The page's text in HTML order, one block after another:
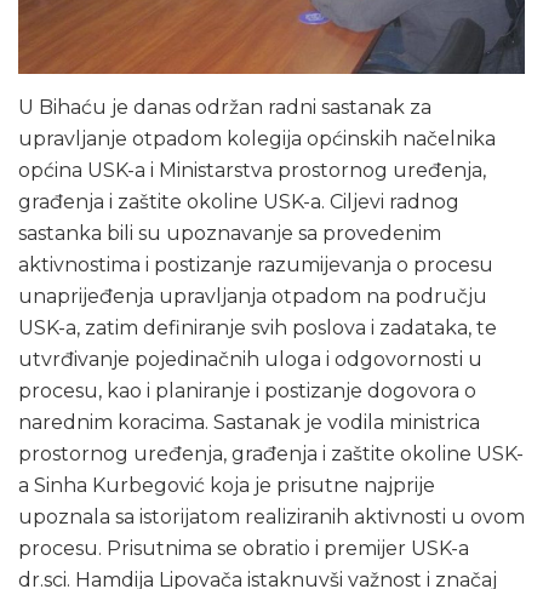
U Bihaću je danas održan radni sastanak za
upravljanje otpadom kolegija općinskih načelnika
općina USK-a i Ministarstva prostornog uređenja,
građenja i zaštite okoline USK-a. Ciljevi radnog
sastanka bili su upoznavanje sa provedenim
aktivnostima i postizanje razumijevanja o procesu
unaprijeđenja upravljanja otpadom na području
USK-a, zatim definiranje svih poslova i zadataka, te
utvrđivanje pojedinačnih uloga i odgovornosti u
procesu, kao i planiranje i postizanje dogovora o
narednim koracima. Sastanak je vodila ministrica
prostornog uređenja, građenja i zaštite okoline USK-
a Sinha Kurbegović koja je prisutne najprije
upoznala sa istorijatom realiziranih aktivnosti u ovom
procesu. Prisutnima se obratio i premijer USK-a
dr.sci. Hamdija Lipovača istaknuvši važnost i značaj